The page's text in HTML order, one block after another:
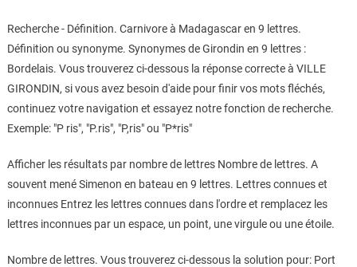
Recherche - Définition. Carnivore à Madagascar en 9 lettres.
Définition ou synonyme. Synonymes de Girondin en 9 lettres :
Bordelais. Vous trouverez ci-dessous la réponse correcte à VILLE
GIRONDIN, si vous avez besoin d'aide pour finir vos mots fléchés,
continuez votre navigation et essayez notre fonction de recherche.
Exemple: "P ris", "P.ris", "P,ris" ou "P*ris"
Afficher les résultats par nombre de lettres Nombre de lettres. A
souvent mené Simenon en bateau en 9 lettres. Lettres connues et
inconnues Entrez les lettres connues dans l'ordre et remplacez les
lettres inconnues par un espace, un point, une virgule ou une étoile.
Nombre de lettres. Vous trouverez ci-dessous la solution pour: Port